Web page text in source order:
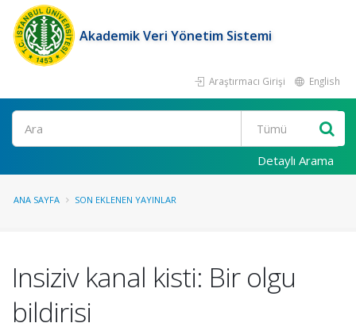
Akademik Veri Yönetim Sistemi
Araştırmacı Girişi English
Ara
Detaylı Arama
ANA SAYFA SON EKLENEN YAYINLAR
Insiziv kanal kisti: Bir olgu
bildirisi